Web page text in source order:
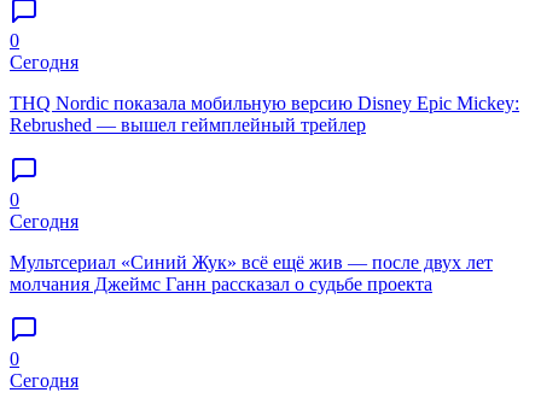
0
Сегодня
THQ Nordic показала мобильную версию Disney Epic Mickey:
Rebrushed — вышел геймплейный трейлер
0
Сегодня
Мультсериал «Синий Жук» всё ещё жив — после двух лет
молчания Джеймс Ганн рассказал о судьбе проекта
0
Сегодня